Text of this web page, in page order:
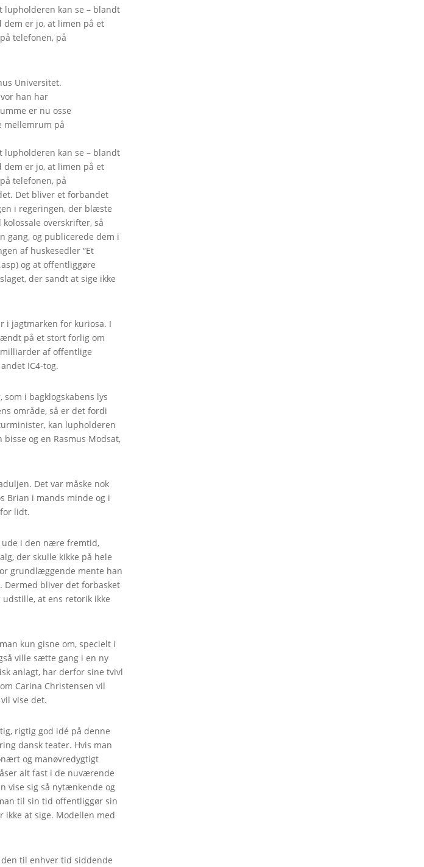
lupholderen kan se – blandt
er jo, at limen på et
telefonen, på
Universitet.
han har
er nu osse
mellemrum på
lupholderen kan se – blandt
er jo, at limen på et
telefonen, på
Det bliver et forbandet
i regeringen, der blæste
overskrifter, så
gang, og publicerede dem i
af huskesedler “Et
og at offentliggøre
der sandt at sige ikke
i jagtmarken for kuriosa. I
på et stort forlig om
af offentlige
IC4-tog.
i bagklogskabens lys
område, så er det fordi
kan lupholderen
og en Rasmus Modsat,
Det var måske nok
Brian i mands minde og i
lidt.
ude i den nære fremtid,
der skulle kikke på hele
grundlæggende mente han
Dermed bliver det forbasket
at ens retorik ikke
kun gisne om, specielt i
ville sætte gang i en ny
anlagt, har derfor sine tvivl
Carina Christensen vil
vise det.
rigtig god idé på denne
dansk teater. Hvis man
og manøvredygtigt
alt fast i de nuværende
vise sig så nytænkende og
til sin tid offentliggør sin
ikke at sige. Modellen med
til enhver tid siddende